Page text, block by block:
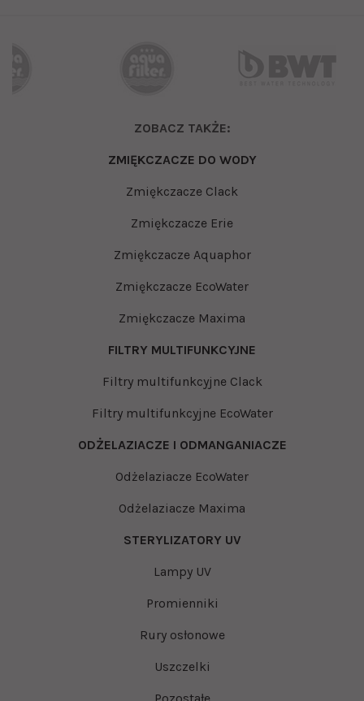
ZOBACZ TAKŻE:
ZMIĘKCZACZE DO WODY
Zmiękczacze Clack
Zmiękczacze Erie
Zmiękczacze Aquaphor
Zmiękczacze EcoWater
Zmiękczacze Maxima
FILTRY MULTIFUNKCYJNE
Filtry multifunkcyjne Clack
Filtry multifunkcyjne EcoWater
ODŻELAZIACZE I ODMANGANIACZE
Odżelaziacze EcoWater
Odżelaziacze Maxima
STERYLIZATORY UV
Lampy UV
Promienniki
Rury osłonowe
Uszczelki